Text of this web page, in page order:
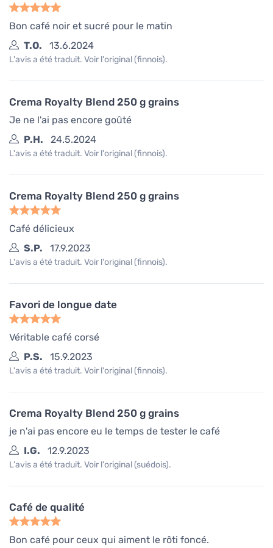
Bon café noir et sucré pour le matin
T.O.
13.6.2024
L'avis a été traduit. Voir l'original (finnois).
Crema Royalty Blend 250 g grains
Je ne l'ai pas encore goûté
P.H.
24.5.2024
L'avis a été traduit. Voir l'original (finnois).
Crema Royalty Blend 250 g grains
Café délicieux
S.P.
17.9.2023
L'avis a été traduit. Voir l'original (finnois).
Favori de longue date
Véritable café corsé
P.S.
15.9.2023
L'avis a été traduit. Voir l'original (finnois).
Crema Royalty Blend 250 g grains
je n'ai pas encore eu le temps de tester le café
I.G.
12.9.2023
L'avis a été traduit. Voir l'original (suédois).
Café de qualité
Bon café pour ceux qui aiment le rôti foncé.